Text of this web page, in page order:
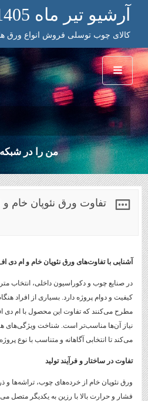
آرشیو تیر ماه 1405
کالای چوب توسلی فروش انواع ورق
من را در شبكه
تفاوت ورق نئوپان
آشنایی با تفاوت‌های ورق نئوپان خام و ام دی
در صنایع چوب و دکوراسیون داخلی، انتخاب
کیفیت و دوام پروژه دارد. بسیاری از افراد
مطرح می‌کنند که تفاوت این محصول با ام دی
نیاز آن‌ها مناسب‌تر است. شناخت ویژگی‌های
می‌کند تا انتخابی آگاهانه و متناسب با نوع
تفاوت در ساختار و فرآیند تولید
ورق نئوپان خام از خرده‌های چوب، تراشه‌ها
فشار و حرارت بالا با رزین به یکدیگر متصل